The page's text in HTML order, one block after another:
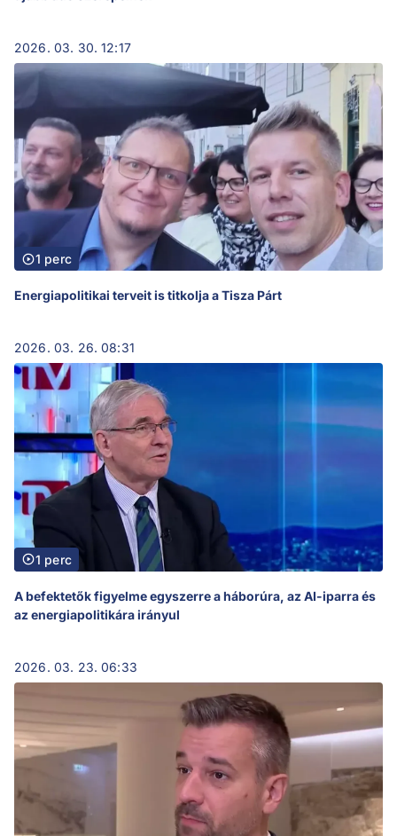
2026. 03. 30. 12:17
1 perc
Energiapolitikai terveit is titkolja a Tisza Párt
2026. 03. 26. 08:31
1 perc
A befektetők figyelme egyszerre a háborúra, az AI-iparra és
az energiapolitikára irányul
2026. 03. 23. 06:33